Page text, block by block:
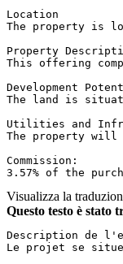
Location
The property is
Property
This offering
Development
The land is
Utilities and
The property will
Commission:
3.57% of the
Visualizza la
Questo testo è stato
Description de
Le projet se situe